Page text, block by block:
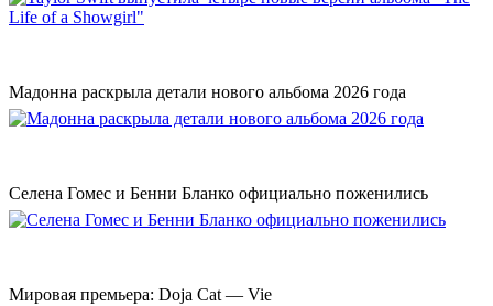
Мадонна раскрыла детали нового альбома 2026 года
Селена Гомес и Бенни Бланко официально поженились
Мировая премьера: Doja Cat — Vie